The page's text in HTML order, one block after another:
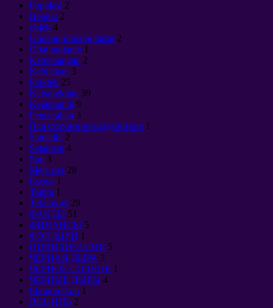
Populasi 2
Нервы 2
objek 4
Undang-undang dasar 2
Obat mujarab 1
Kemenangan 2
Kebijakan 3
Praktek 25
Kebangkitan 39
Kejadian di 9
Pencerahan 3
Психотронное воздействие 1
Samadhi 2
Satanism 4
Sun 3
Meja rias 28
Esensi 1
Tantra 1
Teknologi 29
ФАКТЫ 51
ФИНАНСЫ 5
ФЭН-ШУЙ 1
ЦИВИЛИЗАЦИЯ 5
ЧЕРНАЯ ДЫРА 3
ЧЕРНОЕ СОЛНЦЕ 1
ЧЕРНЫЕ ДЫРЫ 4
Èkonomikon 1
ЯНЬ ИНЬ 2